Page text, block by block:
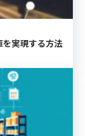
実現する方法